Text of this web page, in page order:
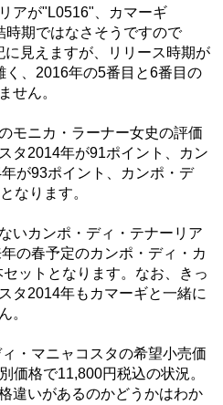
アが"L0516"、カマーギ
期ではなさそうですので
見えますが、リリース時期が
く、2016年の5番目と6番目の
せん。
モニカ・ラーナー女史の評価
タ2014年が91ポイント、カン
が93ポイント、カンポ・デ
なります。
いカンポ・ディ・テナーリア
の春予定のカンポ・ディ・カ
ットとなります。なお、きっ
タ2014年もカマーギと一緒に
。
・マニャコスタの希望小売価
価格で11,800円税込の状況。
違いがあるのかどうかはわか